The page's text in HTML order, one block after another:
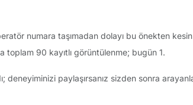
numara taşımadan dolayı bu önekten kesin
toplam 90 kayıtlı görüntülenme; bugün 1.
deneyiminizi paylaşırsanız sizden sonra